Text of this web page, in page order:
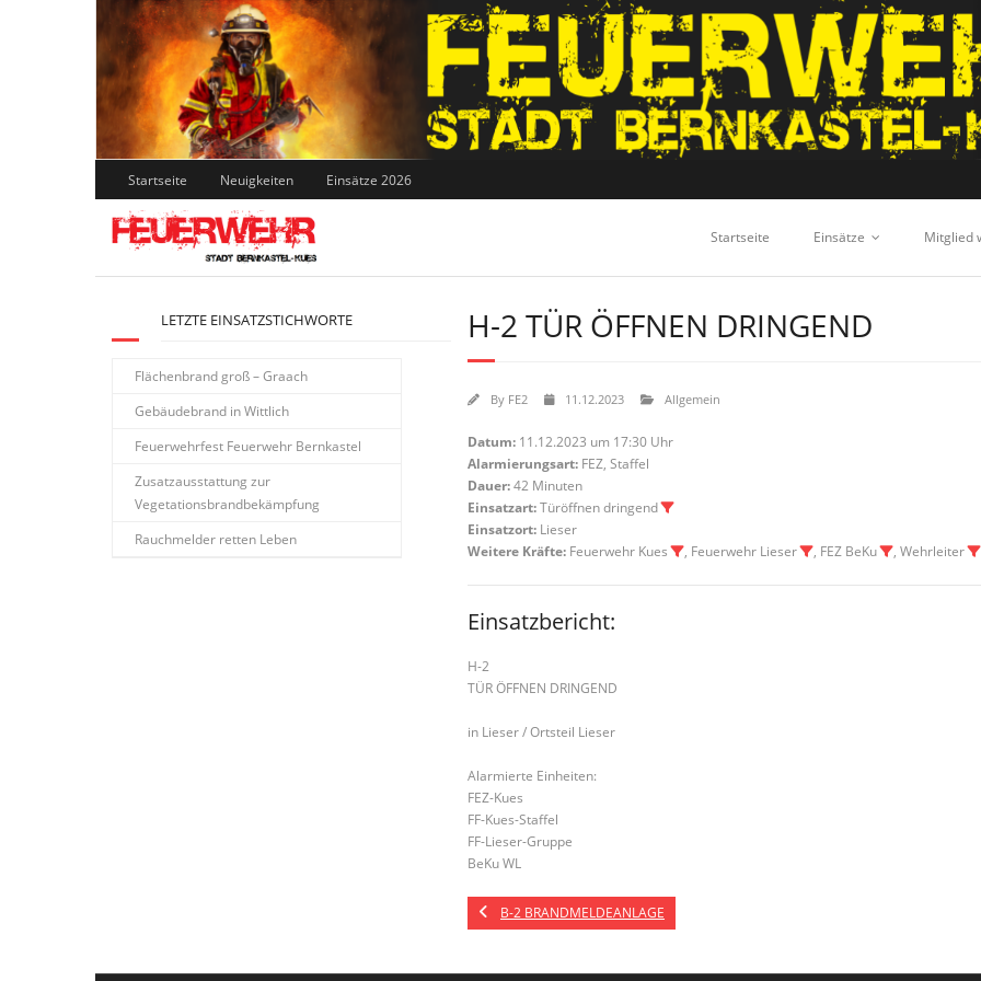
Skip
to
content
Startseite Neuigkeiten Einsätze 2026
Startseite Einsätze Mitglied
H-2 TÜR ÖFFNEN DRINGEND
By FE2 11.12.2023 Allgemein
Datum: 11.12.2023 um 17:30 Uhr
Alarmierungsart: FEZ, Staffel
Dauer:42 Minuten
Einsatzart:Türöffnen dringend
Einsatzort: Lieser
Weitere Kräfte: Feuerwehr Kues , Feuerwehr Lieser , FEZ BeKu , Wehrleiter
Einsatzbericht:
H-2
TÜR ÖFFNEN DRINGEND
in Lieser / Ortsteil Lieser
Alarmierte Einheiten:
FEZ-Kues
FF-Kues-Staffel
FF-Lieser-Gruppe
BeKu WL
B-2 BRANDMELDEANLAGE
LETZTE EINSATZSTICHWORTE
Flächenbrand groß – Graach
Gebäudebrand in Wittlich
Feuerwehrfest Feuerwehr Bernkastel
Zusatzausstattung zur
Vegetationsbrandbekämpfung
Rauchmelder retten Leben